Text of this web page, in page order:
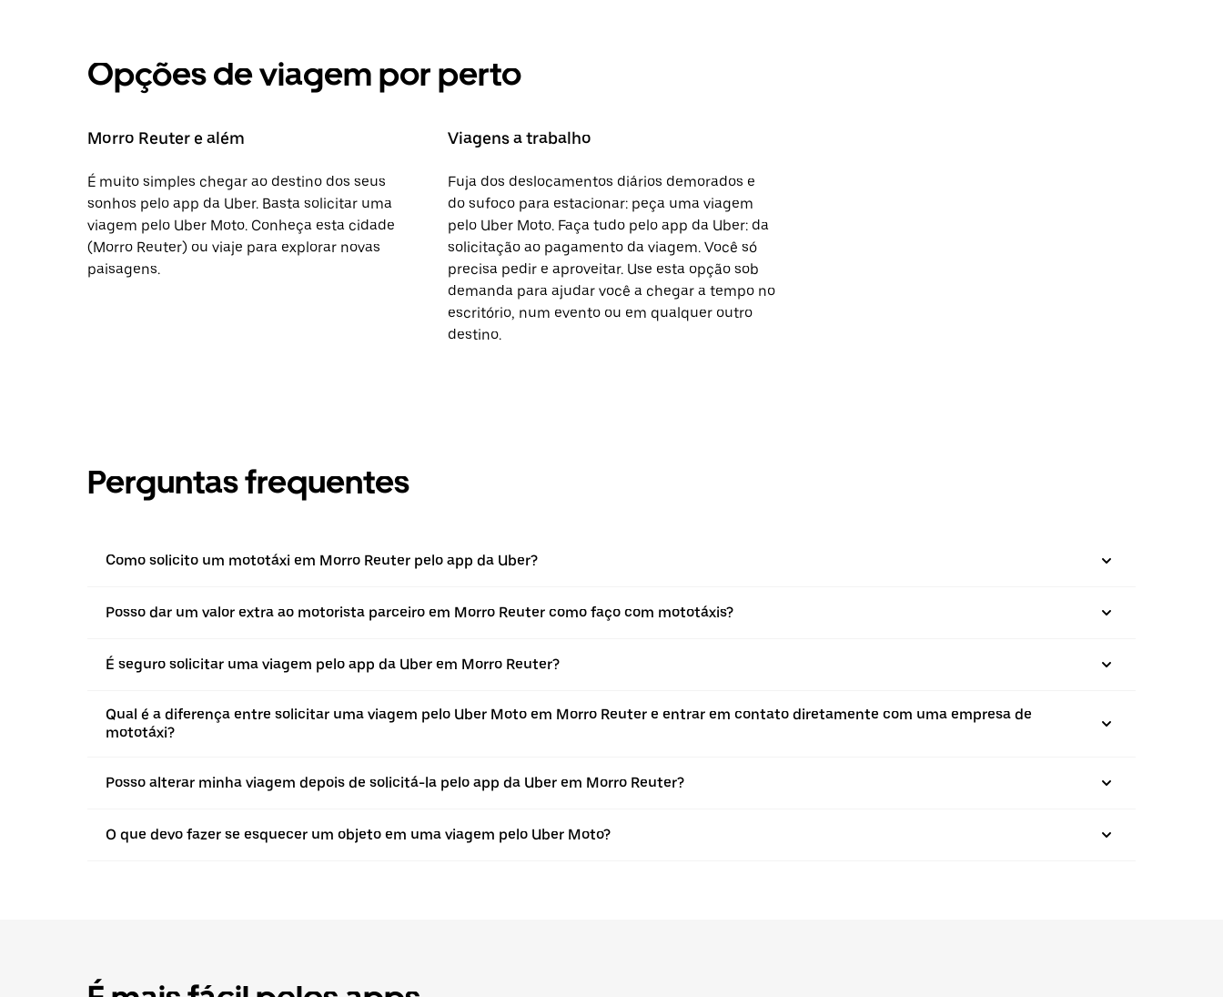
Opções de viagem por perto
Morro Reuter e além
É muito simples chegar ao destino dos seus
sonhos pelo app da Uber. Basta solicitar uma
viagem pelo Uber Moto. Conheça esta cidade
(Morro Reuter) ou viaje para explorar novas
paisagens.
Viagens a trabalho
Fuja dos deslocamentos diários demorados e
do sufoco para estacionar: peça uma viagem
pelo Uber Moto. Faça tudo pelo app da Uber: da
solicitação ao pagamento da viagem. Você só
precisa pedir e aproveitar. Use esta opção sob
demanda para ajudar você a chegar a tempo no
escritório, num evento ou em qualquer outro
destino.
Perguntas frequentes
Como solicito um mototáxi em Morro Reuter pelo app da Uber?
Posso dar um valor extra ao motorista parceiro em Morro Reuter como faço com mototáxis?
É seguro solicitar uma viagem pelo app da Uber em Morro Reuter?
Qual é a diferença entre solicitar uma viagem pelo Uber Moto em Morro Reuter e entrar em contato diretamente com uma empresa de
mototáxi?
Posso alterar minha viagem depois de solicitá-la pelo app da Uber em Morro Reuter?
O que devo fazer se esquecer um objeto em uma viagem pelo Uber Moto?